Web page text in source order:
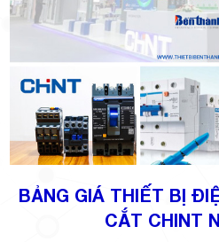
Hiệp
BẢNG GIÁ THIẾT BỊ
CẮT CHINT